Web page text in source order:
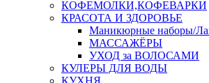
КОФЕМОЛКИ,КОФЕВАРКИ
КРАСОТА И ЗДОРОВЬЕ
Маникюрные наборы/
МАССАЖЁРЫ
УХОД за ВОЛОСАМИ
КУЛЕРЫ ДЛЯ ВОДЫ
КУХНЯ